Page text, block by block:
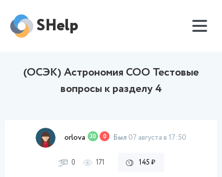
SHelp
(ОСЭК) Астрономия СОО Тестовые
вопросы к разделу 4
orlova 30 0 Был 07 августа в 17:50
0 171 145 ₽